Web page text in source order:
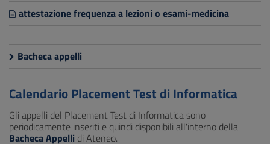
attestazione frequenza a lezioni o esami-medicina
Bacheca appelli
Calendario Placement Test di Informatica
Gli appelli del Placement Test di Informatica sono
periodicamente inseriti e quindi disponibili all'interno della
Bacheca Appelli di Ateneo.